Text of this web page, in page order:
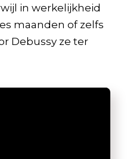
in werkelijkheid
maanden of zelfs
Debussy ze ter